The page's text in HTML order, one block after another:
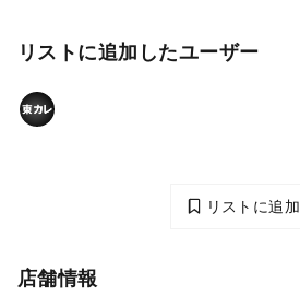
リストに追加したユーザー
リストに追加
店舗情報